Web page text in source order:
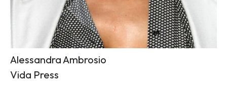
Alessandra Ambrosio
Vida Press